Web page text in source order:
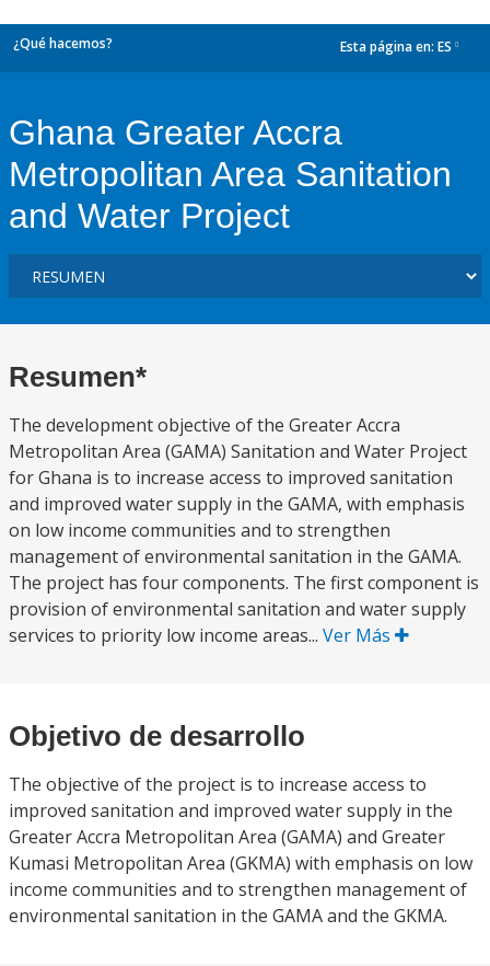
¿Qué hacemos? Esta página en: ES
Ghana Greater Accra
Metropolitan Area Sanitation
and Water Project
Resumen*
The development objective of the Greater Accra
Metropolitan Area (GAMA) Sanitation and Water Project
for Ghana is to increase access to improved sanitation
and improved water supply in the GAMA, with emphasis
on low income communities and to strengthen
management of environmental sanitation in the GAMA.
The project has four components. The first component is
provision of environmental sanitation and water supply
services to priority low income areas... Ver Más
Objetivo de desarrollo
The objective of the project is to increase access to
improved sanitation and improved water supply in the
Greater Accra Metropolitan Area (GAMA) and Greater
Kumasi Metropolitan Area (GKMA) with emphasis on low
income communities and to strengthen management of
environmental sanitation in the GAMA and the GKMA.